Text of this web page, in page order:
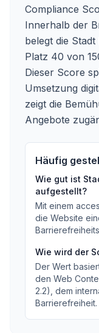
Compliance
Innerhalb der
belegt die
Platz 40 von
Dieser Score
Umsetzung
zeigt die
Angebote
Häufig
Wie gut ist
aufgestellt?
Mit einem
die Website
Wie wird der
Der Wert
den Web
2.2), dem
Barrierefreiheit.